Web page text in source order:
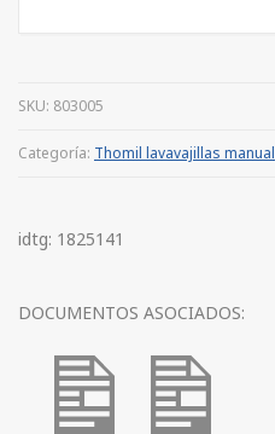
SKU: 803005
Categoría: Thomil lavavajillas manual
idtg: 1825141
DOCUMENTOS ASOCIADOS: